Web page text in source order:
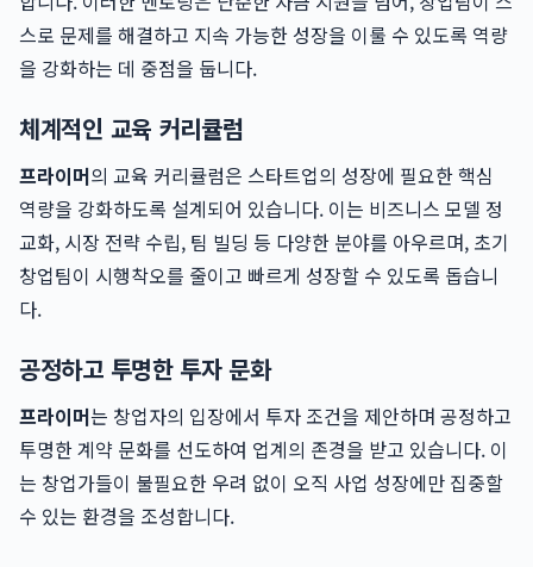
스로 문제를 해결하고 지속 가능한 성장을 이룰 수 있도록 역량
을 강화하는 데 중점을 둡니다.
체계적인 교육 커리큘럼
프라이머의 교육 커리큘럼은 스타트업의 성장에 필요한 핵심
역량을 강화하도록 설계되어 있습니다. 이는 비즈니스 모델 정
교화, 시장 전략 수립, 팀 빌딩 등 다양한 분야를 아우르며, 초기
창업팀이 시행착오를 줄이고 빠르게 성장할 수 있도록 돕습니
다.
공정하고 투명한 투자 문화
프라이머는 창업자의 입장에서 투자 조건을 제안하며 공정하고
투명한 계약 문화를 선도하여 업계의 존경을 받고 있습니다. 이
는 창업가들이 불필요한 우려 없이 오직 사업 성장에만 집중할
수 있는 환경을 조성합니다.